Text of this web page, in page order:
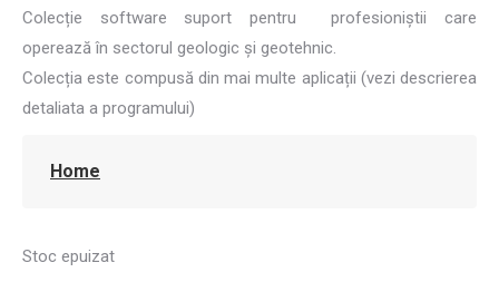
Colecție software suport pentru profesioniștii care
operează în sectorul geologic și geotehnic.
Colecția este compusă din mai multe aplicații (vezi descrierea
detaliata a programului)
Home
Stoc epuizat